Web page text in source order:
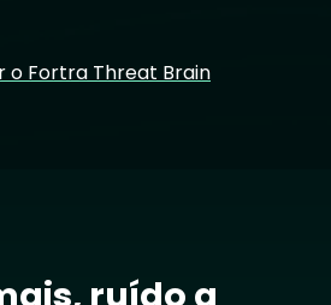
o Fortra Threat Brain
ruído a